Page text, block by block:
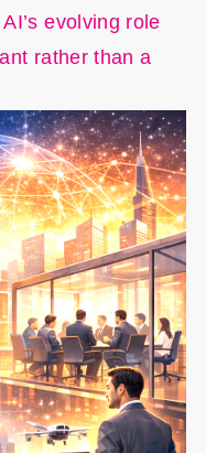
evolving role
rather than a